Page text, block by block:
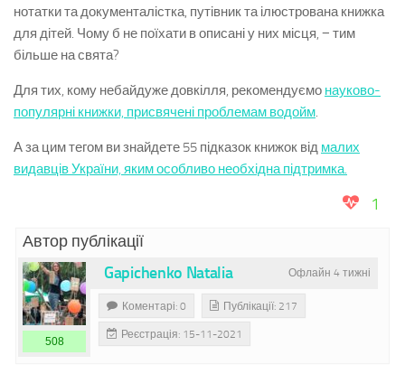
нотатки та документалістка, путівник та ілюстрована книжка
для дітей. Чому б не поїхати в описані у них місця, − тим
більше на свята?
Для тих, кому небайдуже довкілля, рекомендуємо науково-
популярні книжки, присвячені проблемам водойм.
А за цим тегом ви знайдете 55 підказок книжок від малих
видавців України, яким особливо необхідна підтримка.
1
Автор публікації
Офлайн 4 тижні
Gapichenko Natalia
508
Коментарі: 0 Публікації: 217
Реєстрація: 15-11-2021